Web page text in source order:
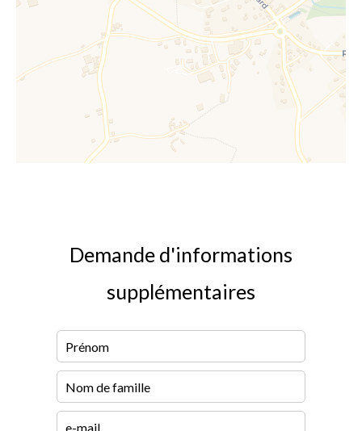
Demande d'informations
supplémentaires